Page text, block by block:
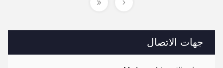
جهات الاتصال